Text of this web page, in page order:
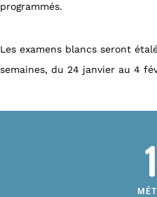
programmés.
Les examens blancs seront
semaines, du 24 janvier au 4